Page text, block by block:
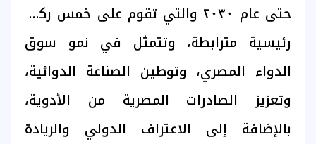
حتى عام ٢٠٣٠ والتي تقوم على خمس ركائز
رئيسية مترابطة، وتتمثل في نمو سوق
الدواء المصري، وتوطين الصناعة الدوائية،
وتعزيز الصادرات المصرية من الأدوية،
بالإضافة إلى الاعتراف الدولي والريادة